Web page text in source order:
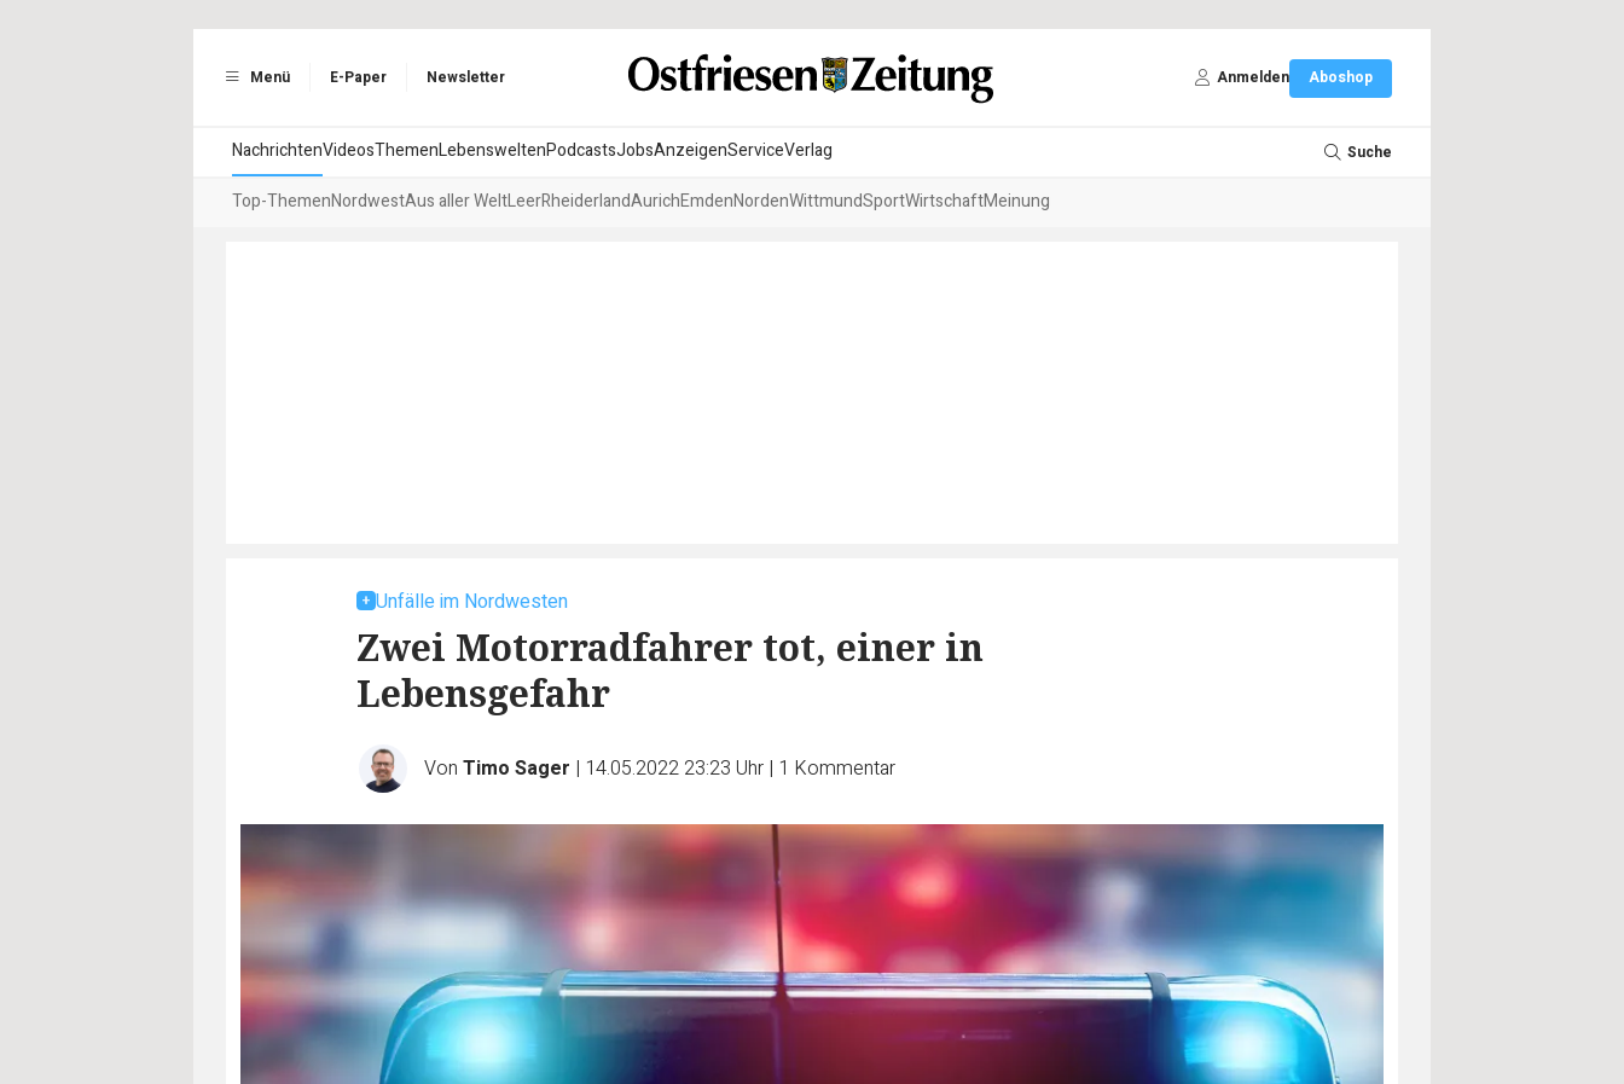
Menü E-Paper Newsletter Anmelden Aboshop
NachrichtenVideosThemenLebensweltenPodcastsJobsAnzeigenServiceVerlag Suche
Top-ThemenNordwestAus aller WeltLeerRheiderlandAurichEmdenNordenWittmundSportWirtschaftMeinung
Unfälle im Nordwesten
Zwei Motorradfahrer tot, einer in
Lebensgefahr
Von Timo Sager | 14.05.2022 23:23 Uhr | 1 Kommentar